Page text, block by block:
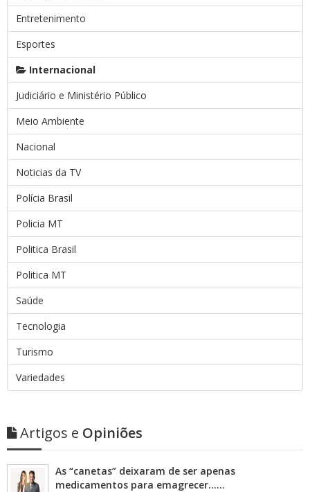
Entretenimento
Esportes
Internacional
Judiciário e Ministério Público
Meio Ambiente
Nacional
Noticias da TV
Polícia Brasil
Policia MT
Politica Brasil
Politica MT
Saúde
Tecnologia
Turismo
Variedades
Artigos e Opiniões
As “canetas” deixaram de ser apenas
medicamentos para emagrecer……